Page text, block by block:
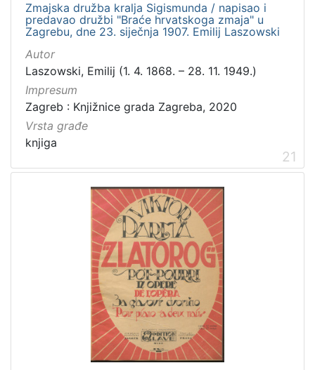
Zmajska družba kralja Sigismunda / napisao i
predavao družbi "Braće hrvatskoga zmaja" u
Zagrebu, dne 23. siječnja 1907. Emilij Laszowski
Autor
Laszowski, Emilij (1. 4. 1868. – 28. 11. 1949.)
Impresum
Zagreb : Knjižnice grada Zagreba, 2020
Vrsta građe
knjiga
21